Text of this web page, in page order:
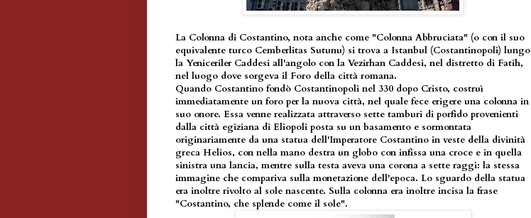
La Colonna di Costantino, nota anche come "Colonna Abbruciata" (o con il suo
equivalente turco Cemberlitas Sutunu) si trova a Istanbul (Costantinopoli) lungo
la Yeniceriler Caddesi all'angolo con la Vezirhan Caddesi, nel distretto di Fatih,
nel luogo dove sorgeva il Foro della città romana.
Quando Costantino fondò Costantinopoli nel 330 dopo Cristo, costruì
immediatamente un foro per la nuova città, nel quale fece erigere una colonna in
suo onore. Essa venne realizzata attraverso sette tamburi di porfido provenienti
dalla città egiziana di Eliopoli posta su un basamento e sormontata
originariamente da una statua dell'Imperatore Costantino in veste della divinità
greca Helios, con nella mano destra un globo con infissa una croce e in quella
sinistra una lancia, mentre sulla testa aveva una corona a sette raggi: la stessa
immagine che compariva sulla monetazione dell'epoca. Lo sguardo della statua
era inoltre rivolto al sole nascente. Sulla colonna era inoltre incisa la frase
"Costantino, che splende come il sole".